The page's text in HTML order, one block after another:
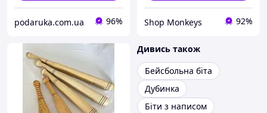
podaruka.com.ua 96% Shop Monkeys 92%
Дивись також
Бейсбольна біта
Дубинка
Біти з написом